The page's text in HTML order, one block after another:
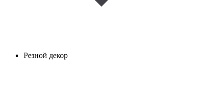
Резной декор